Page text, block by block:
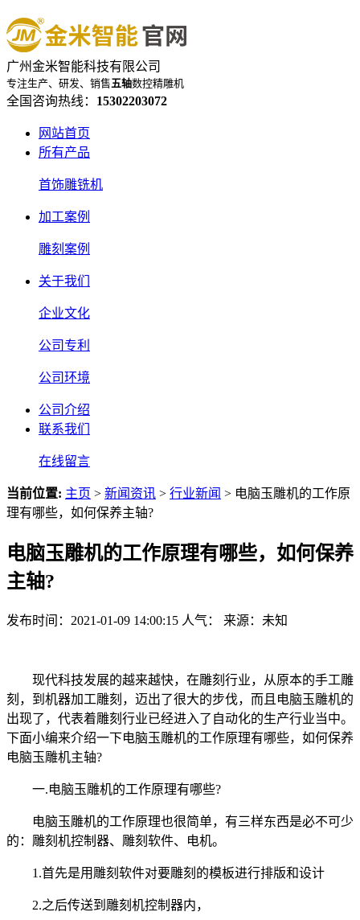
广州金米智能科技有限公司
专注生产、研发、销售五轴数控精雕机
全国咨询热线： 15302203072
网站首页
所有产品
首饰雕铣机
加工案例
雕刻案例
关于我们
企业文化
公司专利
公司环境
公司介绍
联系我们
在线留言
当前位置: 主页 > 新闻资讯 > 行业新闻 > 电脑玉雕机的工作原
理有哪些，如何保养主轴?
电脑玉雕机的工作原理有哪些，如何保养
主轴?
发布时间：2021-01-09 14:00:15 人气： 来源：未知
现代科技发展的越来越快，在雕刻行业，从原本的手工雕
刻，到机器加工雕刻，迈出了很大的步伐，而且电脑玉雕机的
出现了，代表着雕刻行业已经进入了自动化的生产行业当中。
下面小编来介绍一下电脑玉雕机的工作原理有哪些，如何保养
电脑玉雕机主轴?
一.电脑玉雕机的工作原理有哪些?
电脑玉雕机的工作原理也很简单，有三样东西是必不可少
的：雕刻机控制器、雕刻软件、电机。
1.首先是用雕刻软件对要雕刻的模板进行排版和设计
2.之后传送到雕刻机控制器内，